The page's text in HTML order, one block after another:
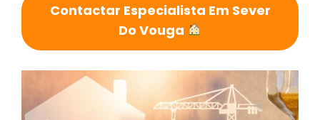
Contactar Especialista Em Sever
Do Vouga